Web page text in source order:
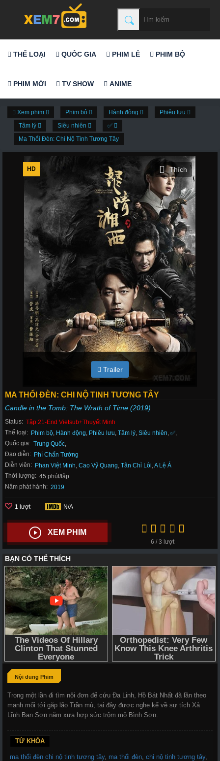
THỂ LOẠI QUỐC GIA PHIM LẺ PHIM BỘ
PHIM MỚI TV SHOW ANIME
Xem phim Phim bộ Hành động
Phiêu lưu
Tâm lý
Siêu nhiên
✅
Ma Thổi Đèn: Chi Nộ Tinh Tương Tây
HD
Trailer
MA THỔI ĐÈN: CHI NỘ TINH TƯƠNG TÂY
Candle in the Tomb: The Wrath of Time (2019)
Status: Tập 21-End Vietsub+Thuyết Minh
Thể loại: Phim bộ, Hành động, Phiêu lưu, Tâm lý, Siêu nhiên, ✅,
Quốc gia: Trung Quốc,
Đạo diễn: Phí Chấn Tường
Diễn viên: Phan Việt Minh, Cao Vỹ Quang, Tân Chỉ Lôi,A Lệ Á
Thời lượng: 45 phút/tập
Năm phát hành: 2019
1 lượt N/A
XEM PHIM
6 / 3 lượt
Nội dung Phim
Trong một lần đi tìm nội đơn để cứu Đa Linh, Hồ Bát Nhất đã lần theo
manh mối tới gặp lão Trần mù, tại đây được nghe kể về sự tích Xả
Lĩnh Ban Sơn năm xưa hợp sức trộm mộ Bình Sơn.
TỪ KHÓA
ma thổi đèn chi nộ tinh tương tây, ma thổi đèn chi nộ tinh tương tây,